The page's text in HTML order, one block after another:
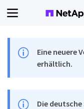
Eine neuere
erhältlich.
Die